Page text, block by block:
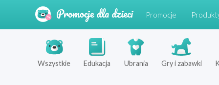
Promocje
Wszystkie Edukacja Ubrania Gry i zabawki